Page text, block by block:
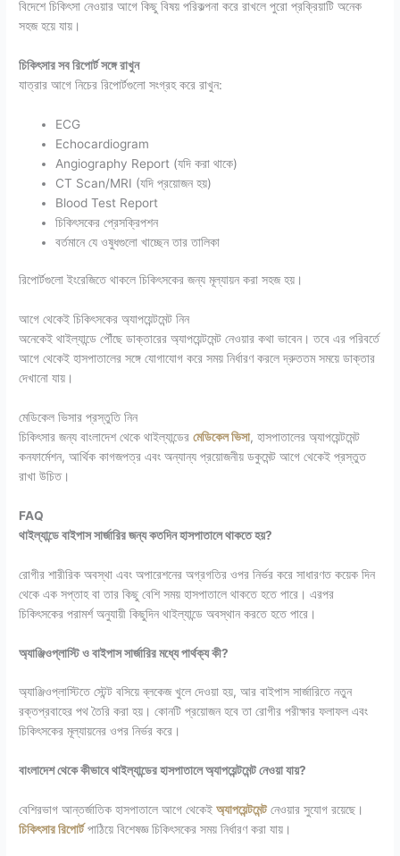
বিদেশে চিকিৎসা নেওয়ার আগে কিছু বিষয় পরিকল্পনা করে রাখলে পুরো প্রক্রিয়াটি অনেক
সহজ হয়ে যায়।
চিকিৎসার সব রিপোর্ট সঙ্গে রাখুন
যাত্রার আগে নিচের রিপোর্টগুলো সংগ্রহ করে রাখুন:
ECG
Echocardiogram
Angiography Report (যদি করা থাকে)
CT Scan/MRI (যদি প্রয়োজন হয়)
Blood Test Report
চিকিৎসকের প্রেসক্রিপশন
বর্তমানে যে ওষুধগুলো খাচ্ছেন তার তালিকা
রিপোর্টগুলো ইংরেজিতে থাকলে চিকিৎসকের জন্য মূল্যায়ন করা সহজ হয়।
আগে থেকেই চিকিৎসকের অ্যাপয়েন্টমেন্ট নিন
অনেকেই থাইল্যান্ডে পৌঁছে ডাক্তারের অ্যাপয়েন্টমেন্ট নেওয়ার কথা ভাবেন। তবে এর পরিবর্তে
আগে থেকেই হাসপাতালের সঙ্গে যোগাযোগ করে সময় নির্ধারণ করলে দ্রুততম সময়ে ডাক্তার
দেখানো যায়।
মেডিকেল ভিসার প্রস্তুতি নিন
চিকিৎসার জন্য বাংলাদেশ থেকে থাইল্যান্ডেরমেডিকেল ভিসা, হাসপাতালের অ্যাপয়েন্টমেন্ট
কনফার্মেশন, আর্থিক কাগজপত্র এবং অন্যান্য প্রয়োজনীয় ডকুমেন্ট আগে থেকেই প্রস্তুত
রাখা উচিত।
FAQ
থাইল্যান্ডে বাইপাস সার্জারির জন্য কতদিন হাসপাতালে থাকতে হয়?
রোগীর শারীরিক অবস্থা এবং অপারেশনের অগ্রগতির ওপর নির্ভর করে সাধারণত কয়েক দিন
থেকে এক সপ্তাহ বা তার কিছু বেশি সময় হাসপাতালে থাকতে হতে পারে। এরপর
চিকিৎসকের পরামর্শ অনুযায়ী কিছুদিন থাইল্যান্ডে অবস্থান করতে হতে পারে।
অ্যাঞ্জিওপ্লাস্টি ও বাইপাস সার্জারির মধ্যে পার্থক্য কী?
অ্যাঞ্জিওপ্লাস্টিতে স্টেন্ট বসিয়ে ব্লকেজ খুলে দেওয়া হয়, আর বাইপাস সার্জারিতে নতুন
রক্তপ্রবাহের পথ তৈরি করা হয়। কোনটি প্রয়োজন হবে তা রোগীর পরীক্ষার ফলাফল এবং
চিকিৎসকের মূল্যায়নের ওপর নির্ভর করে।
বাংলাদেশ থেকে কীভাবে থাইল্যান্ডের হাসপাতালে অ্যাপয়েন্টমেন্ট নেওয়া যায়?
বেশিরভাগ আন্তর্জাতিক হাসপাতালে আগে থেকেইঅ্যাপয়েন্টমেন্ট নেওয়ার সুযোগ রয়েছে।
চিকিৎসার রিপোর্টপাঠিয়ে বিশেষজ্ঞ চিকিৎসকের সময় নির্ধারণ করা যায়।